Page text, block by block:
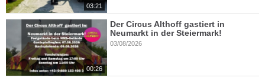
03:21
00:26
Der Circus Althoff gastiert in
Neumarkt in der Steiermark!
03/08/2026